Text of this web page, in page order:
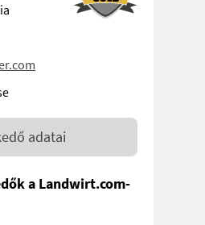
adatai
a Landwirt.com-